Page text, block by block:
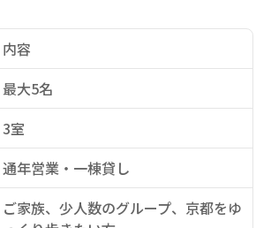
内容
最大5名
3室
通年営業・一棟貸し
ご家族、少人数のグループ、京都をゆ